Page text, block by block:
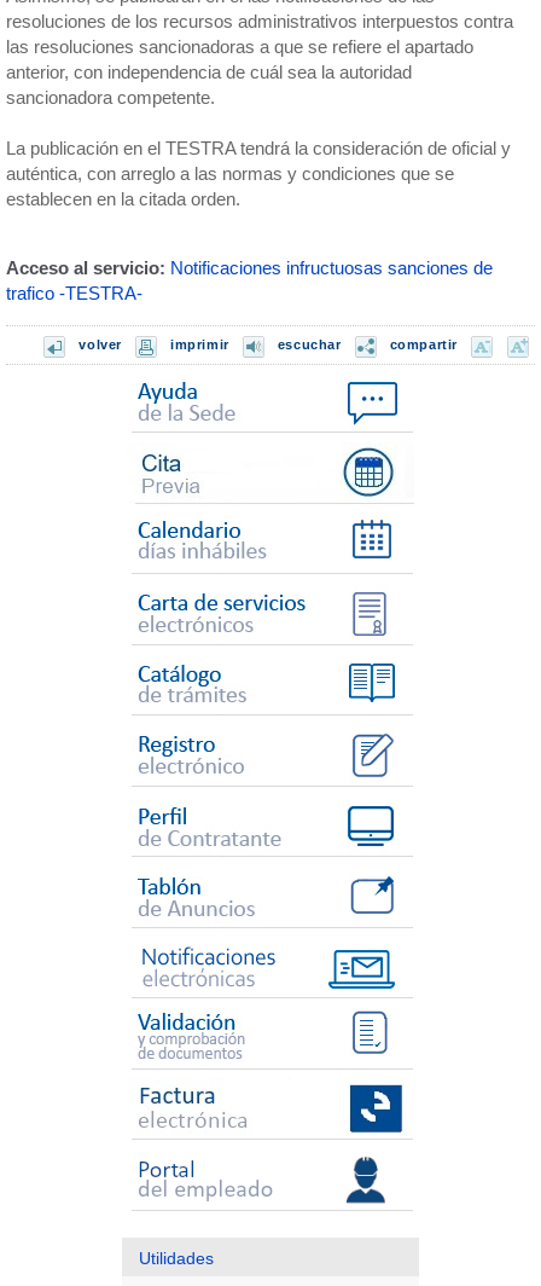
resoluciones de los recursos administrativos interpuestos contra
las resoluciones sancionadoras a que se refiere el apartado
anterior, con independencia de cuál sea la autoridad
sancionadora competente.
La publicación en el TESTRA tendrá la consideración de oficial y
auténtica, con arreglo a las normas y condiciones que se
establecen en la citada orden.
Acceso al servicio: Notificaciones infructuosas sanciones de
trafico -TESTRA-
volver imprimir escuchar compartir
Utilidades